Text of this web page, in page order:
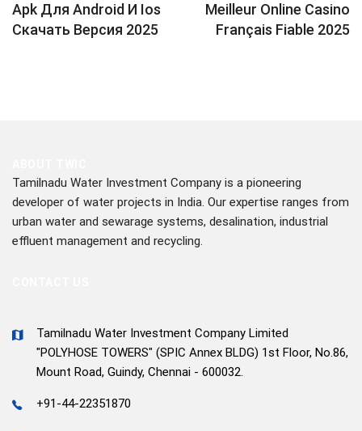
Apk Для Android И Ios
Скачать Версия 2025
Meilleur Online Casino
Français Fiable 2025
Tamilnadu Water Investment Company is a pioneering
developer of water projects in India. Our expertise ranges from
urban water and sewarage systems, desalination, industrial
effluent management and recycling.
Tamilnadu Water Investment Company Limited
"POLYHOSE TOWERS" (SPIC Annex BLDG) 1st Floor, No.86,
Mount Road, Guindy, Chennai - 600032.
+91-44-22351870